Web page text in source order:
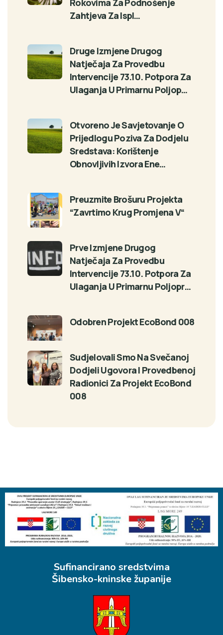
Zahtjeva Za Ispl…
Druge Izmjene Drugog
Natječaja Za Provedbu
Intervencije 73.10. Potpora Za
Ulaganja U Primarnu Poljop…
Otvoreno Je Savjetovanje O
Prijedlogu Poziva Za Dodjelu
Sredstava: Korištenje
Obnovljivih Izvora Ene…
Preuzmite Brošuru Projekta
“Zavrtimo Krug Promjena V“
Prve Izmjene Drugog
Natječaja Za Provedbu
Intervencije 73.10. Potpora Za
Ulaganja U Primarnu Poljopr…
Odobren Projekt EcoBond 008
Sudjelovali Smo Na Svečanoj
Dodjeli Ugovora I Provedbenoj
Radionici Za Projekt EcoBond
008
Sufinancirano sredstvima
Šibensko-kninske županije